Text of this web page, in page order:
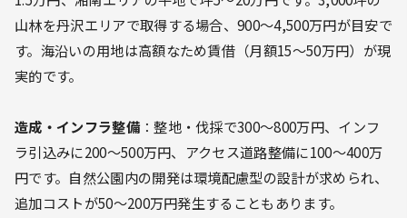
山林を丹沢エリアで取得する場合、900〜4,500万円が目安で
す。海沿いの用地は高額なため賃借（月額15〜50万円）が現
実的です。
造成・インフラ整備：整地・伐採で300〜800万円、インフ
ラ引込みに200〜500万円、アクセス道路整備に100〜400万
円です。自然公園内の開発は環境配慮型の設計が求められ、
追加コストが50〜200万円発生することもあります。